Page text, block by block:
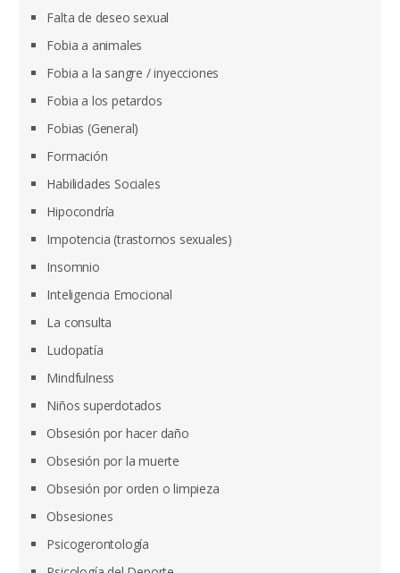
Falta de deseo sexual
Fobia a animales
Fobia a la sangre / inyecciones
Fobia a los petardos
Fobias (General)
Formación
Habilidades Sociales
Hipocondría
Impotencia (trastornos sexuales)
Insomnio
Inteligencia Emocional
La consulta
Ludopatía
Mindfulness
Niños superdotados
Obsesión por hacer daño
Obsesión por la muerte
Obsesión por orden o limpieza
Obsesiones
Psicogerontología